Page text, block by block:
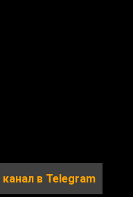
канал в Telegram